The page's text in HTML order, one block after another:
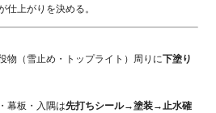
仕上がりを決める。
物（雪止め・トップライト）周りに下塗り
幕板・入隅は先打ちシール→塗装→止水確